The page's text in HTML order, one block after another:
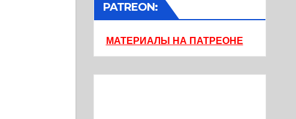
PATREON:
МАТЕРИАЛЫ НА ПАТРЕОНЕ